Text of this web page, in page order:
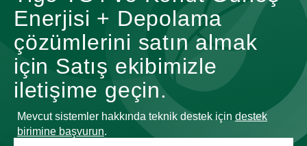
Enerjisi + Depolama
çözümlerini satın almak
için Satış ekibimizle
iletişime geçin.
Mevcut sistemler hakkında teknik destek için destek
birimine başvurun.